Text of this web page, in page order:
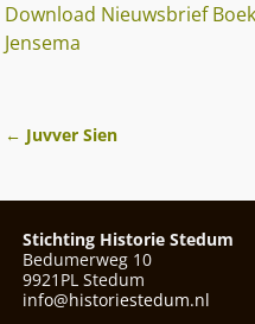
Download Nieuwsbrief
Jensema
← Juvver Sien
Stichting Historie Stedum
Bedumerweg 10
9921PL Stedum
info@historiestedum.nl